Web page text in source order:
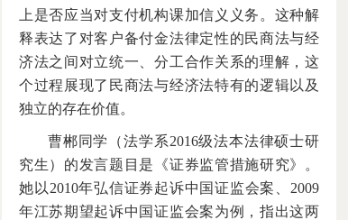
上是否应当对支付机构课加信义义务。这种解
释表达了对客户备付金法律定性的民商法与经
济法之间对立统一、分工合作关系的理解，这
个过程展现了民商法与经济法特有的逻辑以及
独立的存在价值。
曹郴同学（法学系2016级法本法律硕士研
究生）的发言题目是《证券监管措施研究》。
她以2010年弘信证券起诉中国证监会案、2009
年江苏期望起诉中国证监会案为例，指出这两